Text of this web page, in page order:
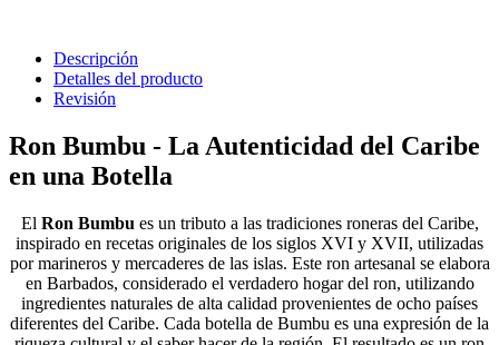
Descripción
Detalles del producto
Revisión
Ron Bumbu - La Autenticidad del Caribe
en una Botella
El Ron Bumbu es un tributo a las tradiciones roneras del Caribe,
inspirado en recetas originales de los siglos XVI y XVII, utilizadas
por marineros y mercaderes de las islas. Este ron artesanal se elabora
en Barbados, considerado el verdadero hogar del ron, utilizando
ingredientes naturales de alta calidad provenientes de ocho países
diferentes del Caribe. Cada botella de Bumbu es una expresión de la